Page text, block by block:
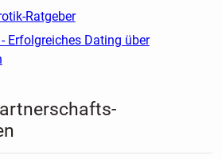
Ratgeber
Erfolgreiches Dating über